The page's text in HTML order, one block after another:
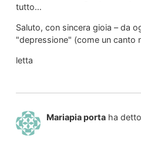
tutto…
Saluto, con sincera gioia – da
"depressione" (come un canto
letta
Mariapia porta ha